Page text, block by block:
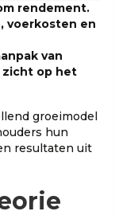
rendement.
voerkosten en
van
zicht op het
groeimodel
hun
resultaten uit